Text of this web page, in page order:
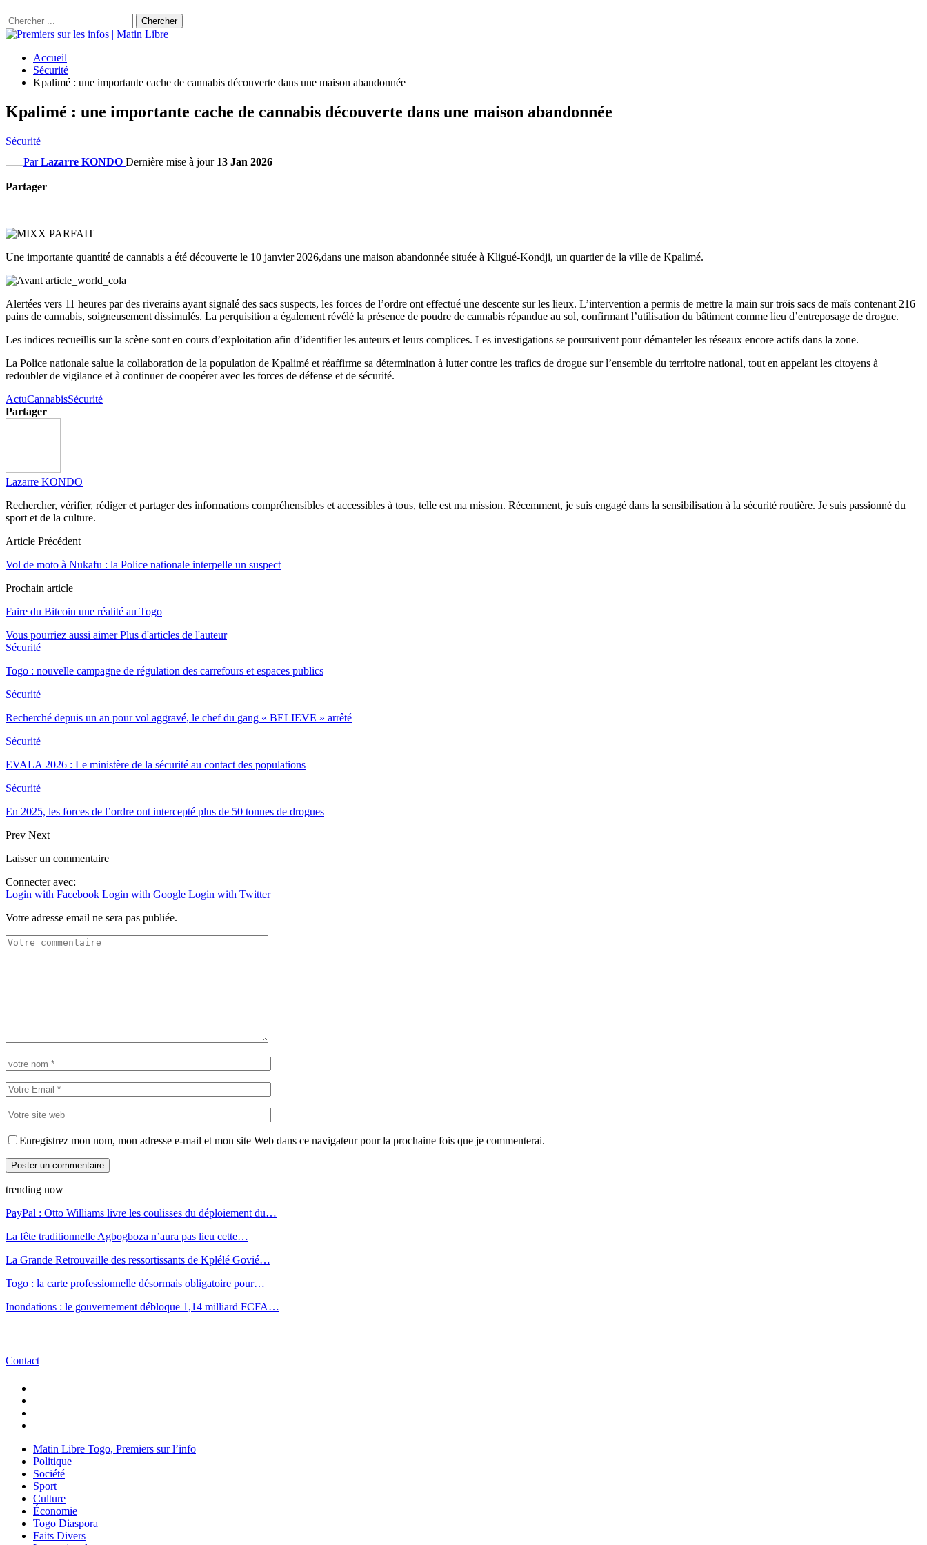
Accueil
Sécurité
Kpalimé : une importante cache de cannabis découverte dans une maison abandonnée
Kpalimé : une importante cache de cannabis découverte dans une maison abandonnée
Sécurité
ParLazarre KONDO Dernière mise à jour 13 Jan 2026
Partager
Une importante quantité de cannabis a été découverte le 10 janvier 2026,dans une maison abandonnée située à Kligué-Kondji, un quartier de la ville de Kpalimé.
Alertées vers 11 heures par des riverains ayant signalé des sacs suspects, les forces de l’ordre ont effectué une descente sur les lieux. L’intervention a permis de mettre la main sur trois sacs de maïs contenant 216
pains de cannabis, soigneusement dissimulés. La perquisition a également révélé la présence de poudre de cannabis répandue au sol, confirmant l’utilisation du bâtiment comme lieu d’entreposage de drogue.
Les indices recueillis sur la scène sont en cours d’exploitation afin d’identifier les auteurs et leurs complices. Les investigations se poursuivent pour démanteler les réseaux encore actifs dans la zone.
La Police nationale salue la collaboration de la population de Kpalimé et réaffirme sa détermination à lutter contre les trafics de drogue sur l’ensemble du territoire national, tout en appelant les citoyens à
redoubler de vigilance et à continuer de coopérer avec les forces de défense et de sécurité.
ActuCannabisSécurité
Partager
Lazarre KONDO
Rechercher, vérifier, rédiger et partager des informations compréhensibles et accessibles à tous, telle est ma mission. Récemment, je suis engagé dans la sensibilisation à la sécurité routière. Je suis passionné du
sport et de la culture.
Article Précédent
Vol de moto à Nukafu : la Police nationale interpelle un suspect
Prochain article
Faire du Bitcoin une réalité au Togo
Vous pourriez aussi aimer Plus d'articles de l'auteur
Sécurité
Togo : nouvelle campagne de régulation des carrefours et espaces publics
Sécurité
Recherché depuis un an pour vol aggravé, le chef du gang « BELIEVE » arrêté
Sécurité
EVALA 2026 : Le ministère de la sécurité au contact des populations
Sécurité
En 2025, les forces de l’ordre ont intercepté plus de 50 tonnes de drogues
Prev Next
Laisser un commentaire
Connecter avec:
Login with Facebook Login with Google Login with Twitter
Votre adresse email ne sera pas publiée.
Enregistrez mon nom, mon adresse e-mail et mon site Web dans ce navigateur pour la prochaine fois que je commenterai.
trending now
PayPal : Otto Williams livre les coulisses du déploiement du…
La fête traditionnelle Agbogboza n’aura pas lieu cette…
La Grande Retrouvaille des ressortissants de Kplélé Govié…
Togo : la carte professionnelle désormais obligatoire pour…
Inondations : le gouvernement débloque 1,14 milliard FCFA…
Contact
Matin Libre Togo, Premiers sur l’info
Politique
Société
Sport
Culture
Économie
Togo Diaspora
Faits Divers